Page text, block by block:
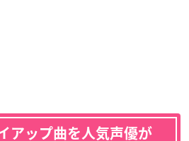
アップ曲を人気声優が